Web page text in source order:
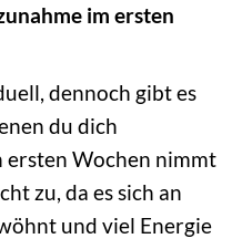
im ersten
dennoch gibt es
du dich
Wochen nimmt
zu, da es sich an
und viel Energie